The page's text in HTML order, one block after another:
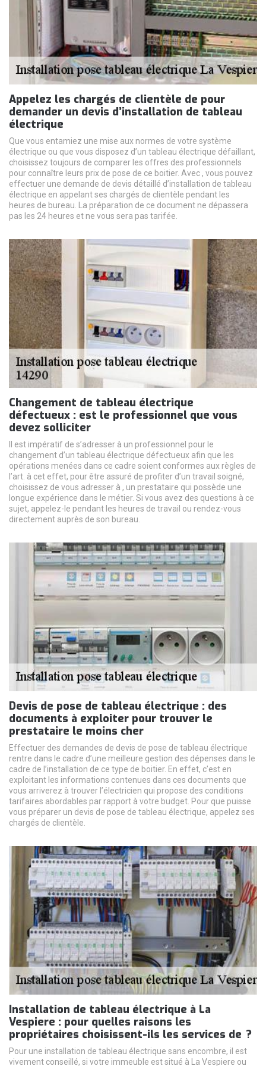
Appelez les chargés de clientèle de pour
demander un devis d’installation de tableau
électrique
Que vous entamiez une mise aux normes de votre système
électrique ou que vous disposez d’un tableau électrique défaillant,
choisissez toujours de comparer les offres des professionnels
pour connaître leurs prix de pose de ce boitier. Avec , vous pouvez
effectuer une demande de devis détaillé d’installation de tableau
électrique en appelant ses chargés de clientèle pendant les
heures de bureau. La préparation de ce document ne dépassera
pas les 24 heures et ne vous sera pas tarifée.
Changement de tableau électrique
défectueux : est le professionnel que vous
devez solliciter
Il est impératif de s’adresser à un professionnel pour le
changement d’un tableau électrique défectueux afin que les
opérations menées dans ce cadre soient conformes aux règles de
l’art. à cet effet, pour être assuré de profiter d’un travail soigné,
choisissez de vous adresser à , un prestataire qui possède une
longue expérience dans le métier. Si vous avez des questions à ce
sujet, appelez-le pendant les heures de travail ou rendez-vous
directement auprès de son bureau.
Devis de pose de tableau électrique : des
documents à exploiter pour trouver le
prestataire le moins cher
Effectuer des demandes de devis de pose de tableau électrique
rentre dans le cadre d’une meilleure gestion des dépenses dans le
cadre de l’installation de ce type de boitier. En effet, c’est en
exploitant les informations contenues dans ces documents que
vous arriverez à trouver l’électricien qui propose des conditions
tarifaires abordables par rapport à votre budget. Pour que puisse
vous préparer un devis de pose de tableau électrique, appelez ses
chargés de clientèle.
Installation de tableau électrique à La
Vespiere : pour quelles raisons les
propriétaires choisissent-ils les services de ?
Pour une installation de tableau électrique sans encombre, il est
vivement conseillé, si votre immeuble est situé à La Vespiere ou